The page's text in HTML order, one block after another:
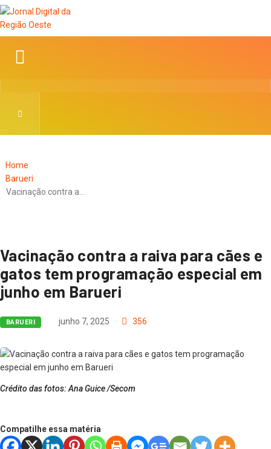
Home
Barueri
Vacinação contra a…
Vacinação contra a raiva para cães e
gatos tem programação especial em
junho em Barueri
BARUERI junho 7, 2025 356
Crédito das fotos: Ana Guice /Secom
Compatilhe essa matéria